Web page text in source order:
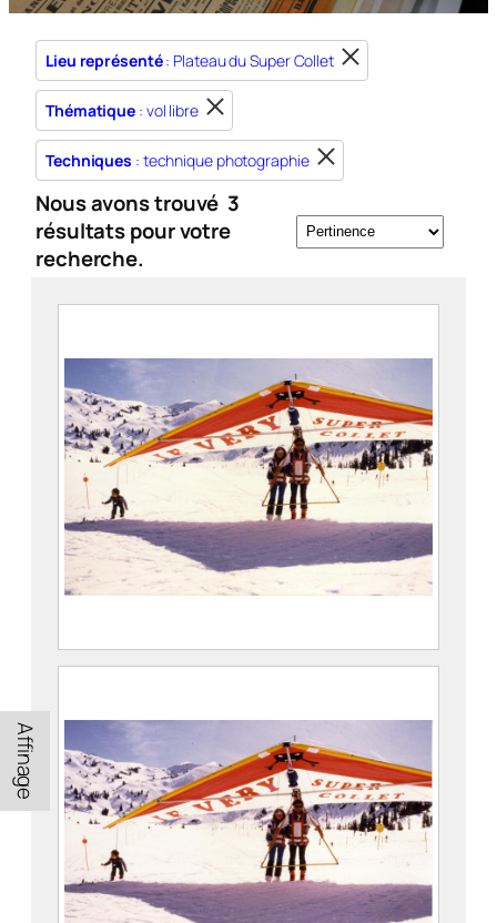
Lieu représenté: Plateau du Super Collet
Thématique : vol libre
Techniques : technique photographie
Nous avons trouvé 3
résultats pour votre
recherche.
Affinage
Atterrissage en deltaplane sur le